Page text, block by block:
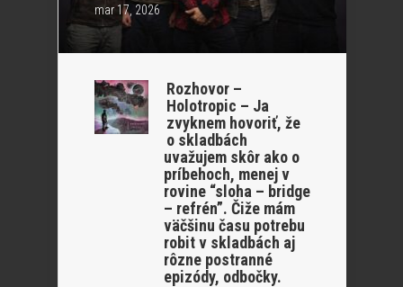
mar 17, 2026
Rozhovor –
Holotropic – Ja
zvyknem hovoriť, že
o skladbách
uvažujem skôr ako o
príbehoch, menej v
rovine “sloha – bridge
– refrén”. Čiže mám
väčšinu času potrebu
robit v skladbách aj
rôzne postranné
epizódy, odbočky.